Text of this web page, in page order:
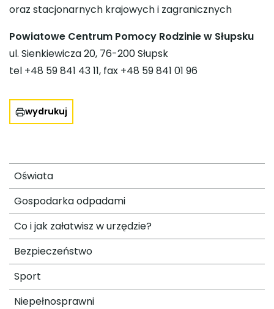
oraz stacjonarnych krajowych i zagranicznych
Powiatowe Centrum Pomocy Rodzinie w Słupsku
ul. Sienkiewicza 20, 76-200 Słupsk
tel +48 59 841 43 11, fax +48 59 841 01 96
wydrukuj
Oświata
Gospodarka odpadami
Co i jak załatwisz w urzędzie?
Bezpieczeństwo
Sport
Niepełnosprawni